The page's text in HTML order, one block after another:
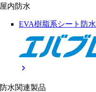
屋内防水
EVA樹脂系シート防水
chevron_right
防水関連製品